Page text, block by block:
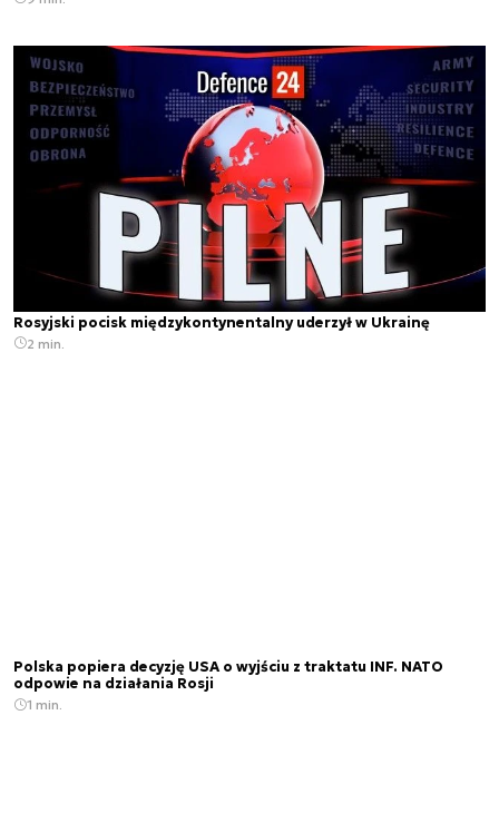
Rosyjski pocisk międzykontynentalny uderzył w Ukrainę
2 min.
Polska popiera decyzję USA o wyjściu z traktatu INF. NATO
odpowie na działania Rosji
1 min.